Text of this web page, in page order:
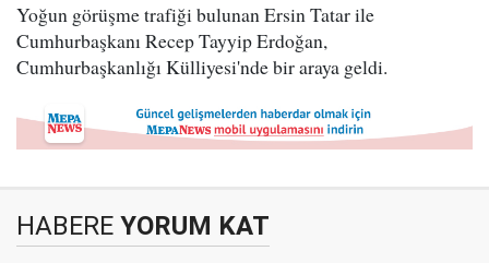
Yoğun görüşme trafiği bulunan Ersin Tatar ile
Cumhurbaşkanı Recep Tayyip Erdoğan,
Cumhurbaşkanlığı Külliyesi'nde bir araya geldi.
HABERE YORUM KAT